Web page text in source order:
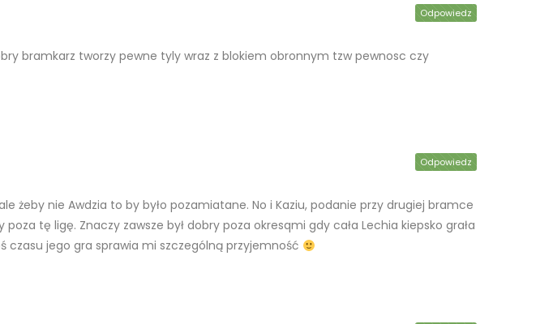
bramkarz tworzy pewne tyly wraz z blokiem obronnym tzw pewnosc czy
Odpowiedz
żeby nie Awdzia to by było pozamiatane. No i Kaziu, podanie przy drugiej bramce
tę ligę. Znaczy zawsze był dobry poza okresqmi gdy cała Lechia kiepsko grała
czasu jego gra sprawia mi szczególną przyjemność
Odpowiedz